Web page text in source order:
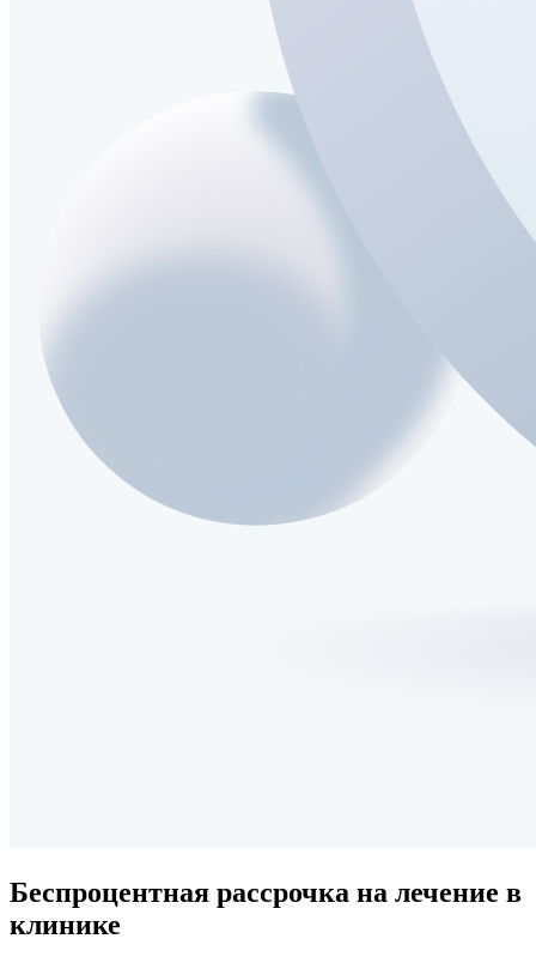
Беспроцентная рассрочка на лечение в
клинике